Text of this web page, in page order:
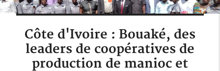
Côte d'Ivoire : Bouaké, des
leaders de coopératives de
production de manioc et